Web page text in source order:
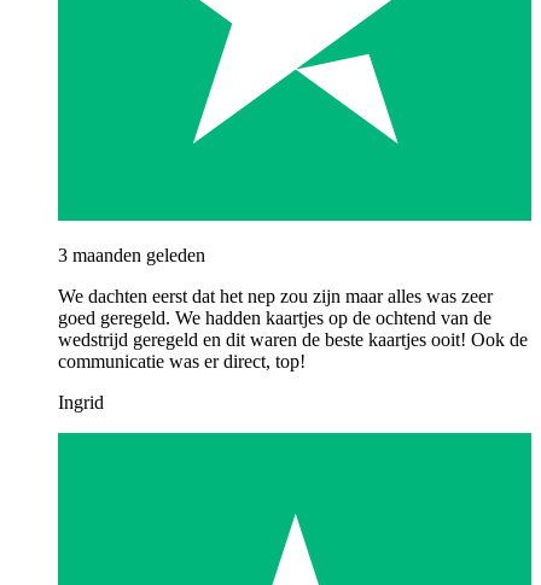
3 maanden geleden
We dachten eerst dat het nep zou zijn maar alles was zeer
goed geregeld. We hadden kaartjes op de ochtend van de
wedstrijd geregeld en dit waren de beste kaartjes ooit! Ook de
communicatie was er direct, top!
Ingrid